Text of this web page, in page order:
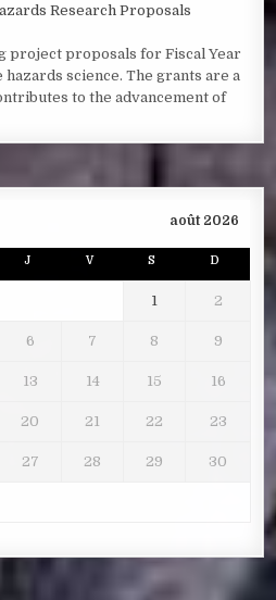
Research Proposals
project proposals for Fiscal Year
science. The grants are a
to the advancement of
août 2026
J V S D
1 2
6 7 8 9
13 14 15 16
20 21 22 23
27 28 29 30